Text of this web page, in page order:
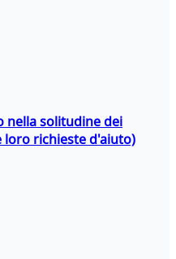
nella solitudine dei
loro richieste d'aiuto)